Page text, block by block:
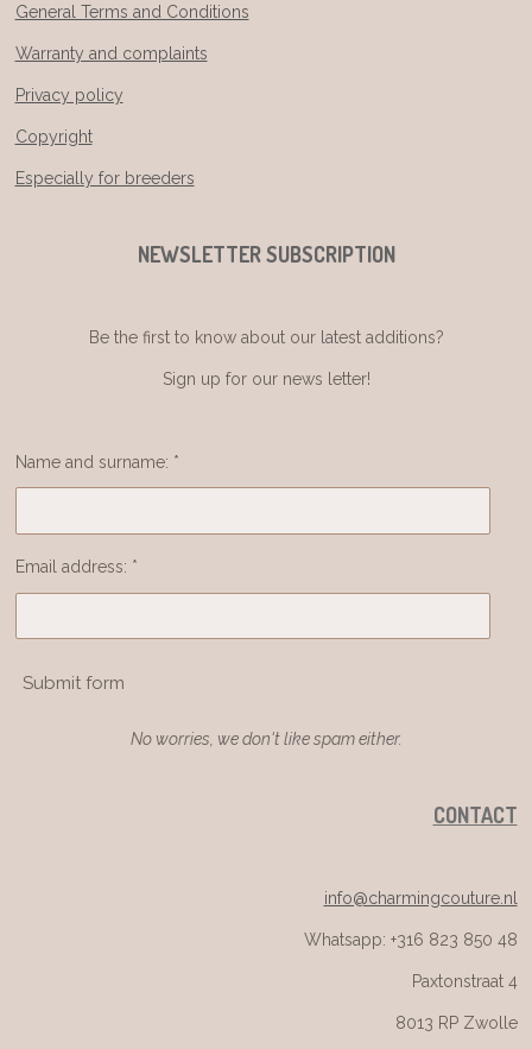
General Terms and Conditions
Warranty and complaints
Privacy policy
Copyright
Especially for breeders
NEWSLETTER SUBSCRIPTION
Be the first to know about our latest additions?
Sign up for our news letter!
Name and surname: *
Email address: *
Submit form
No worries, we don't like spam either.
CONTACT
info@charmingcouture.nl
Whatsapp: +316 823 850 48
Paxtonstraat 4
8013 RP Zwolle